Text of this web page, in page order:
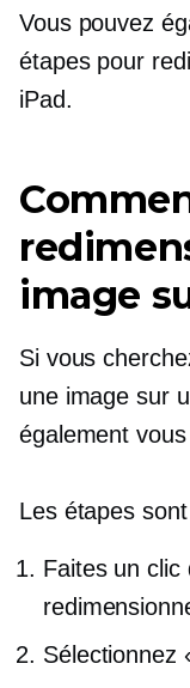
Vous pouvez
étapes pour
iPad.
image
Si vous
une image sur
également
Les étapes
Faites un clic
Sélectionnez